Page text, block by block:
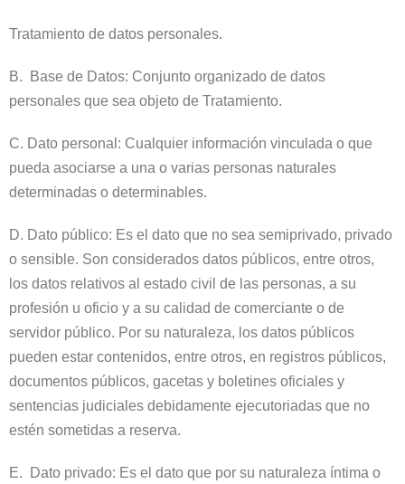
Tratamiento de datos personales.
B. Base de Datos: Conjunto organizado de datos
personales que sea objeto de Tratamiento.
C. Dato personal: Cualquier información vinculada o que
pueda asociarse a una o varias personas naturales
determinadas o determinables.
D. Dato público: Es el dato que no sea semiprivado, privado
o sensible. Son considerados datos públicos, entre otros,
los datos relativos al estado civil de las personas, a su
profesión u oficio y a su calidad de comerciante o de
servidor público. Por su naturaleza, los datos públicos
pueden estar contenidos, entre otros, en registros públicos,
documentos públicos, gacetas y boletines oficiales y
sentencias judiciales debidamente ejecutoriadas que no
estén sometidas a reserva.
E. Dato privado: Es el dato que por su naturaleza íntima o